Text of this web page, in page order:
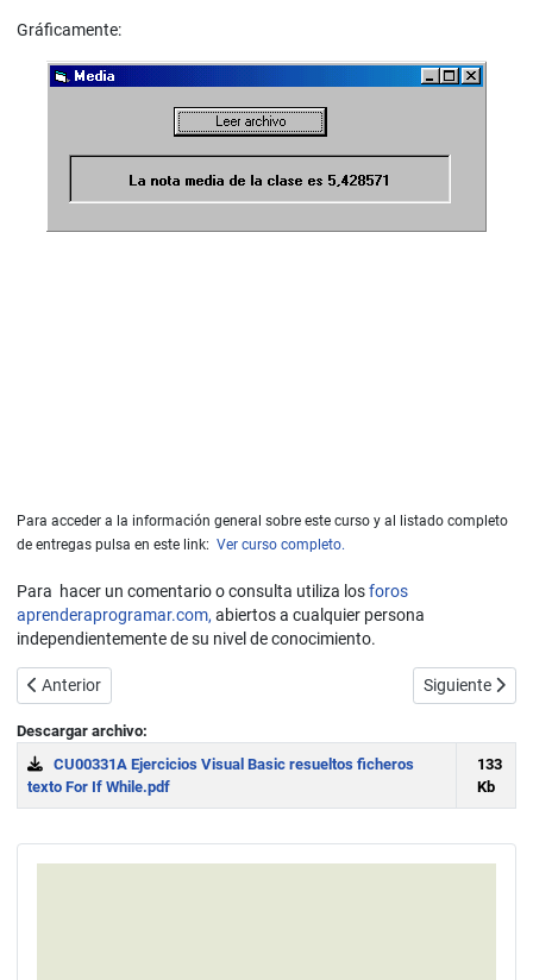
Gráficamente:
Para acceder a la información general sobre este curso y al listado completo
de entregas pulsa en este link: Ver curso completo.
Para hacer un comentario o consulta utiliza losforos
aprenderaprogramar.com, abiertos a cualquier persona
independientemente de su nivel de conocimiento.
Artículo anterior: Ejercicios resueltos en Visual Basic: ejemplos leer
Anterior Artículo
Siguiente
Descargar archivo:
CU00331A Ejercicios Visual Basic resueltos ficheros
texto For If While.pdf
133
Kb